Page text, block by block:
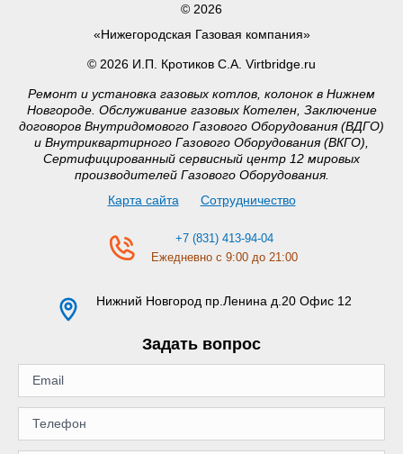
© 2026
«Нижегородская Газовая компания»
© 2026 И.П. Кротиков С.А. Virtbridge.ru
Ремонт и установка газовых котлов, колонок в Нижнем
Новгороде. Обслуживание газовых Котелен, Заключение
договоров Внутридомового Газового Оборудования (ВДГО)
и Внутриквартирного Газового Оборудования (ВКГО),
Сертифицированный сервисный центр 12 мировых
производителей Газового Оборудования.
Карта сайта
Сотрудничество
+7 (831) 413-94-04
Ежедневно с 9:00 до 21:00
Нижний Новгород пр.Ленина д.20 Офис 12
Задать вопрос